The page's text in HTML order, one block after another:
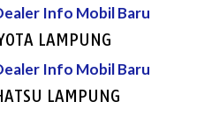
LAMPUNG
LAMPUNG